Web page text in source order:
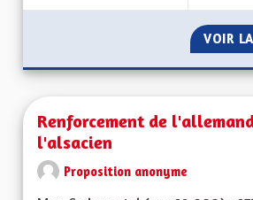
VOIR
Renforcement de
l'alsacien
Proposition anonyme